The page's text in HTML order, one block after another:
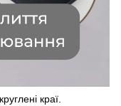
краї.